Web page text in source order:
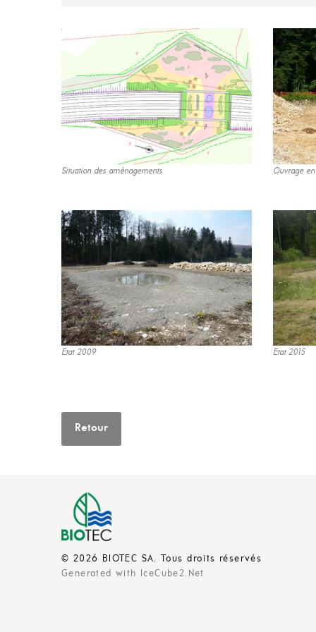
Situation des aménagements Ouvrage
Etat 2009 Etat 2015
Retour
© 2026 BIOTEC SA. Tous droits réservés
Generated with IceCube2.Net